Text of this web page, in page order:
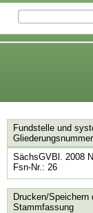
Fundstelle und
Gliederungsnummer
SächsGVBl. 2008
Fsn-Nr.: 26
Drucken/Speichern
Stammfassung